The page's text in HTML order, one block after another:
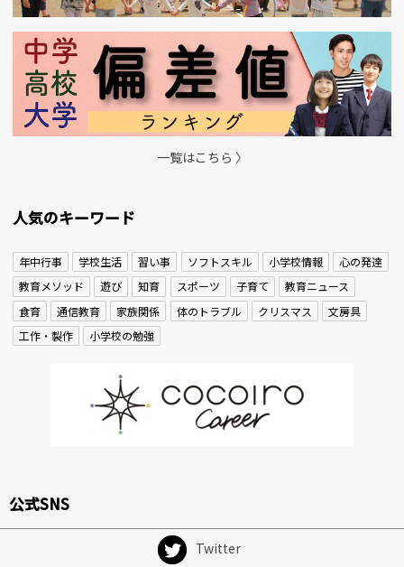
一覧はこちら 〉
人気のキーワード
年中行事 学校生活 習い事 ソフトスキル 小学校情報
心の発達
教育メソッド
遊び 知育 スポーツ 子育て
教育ニュース
食育
通信教育 家族関係 体のトラブル クリスマス
文房具
工作・製作
小学校の勉強
公式SNS
Twitter